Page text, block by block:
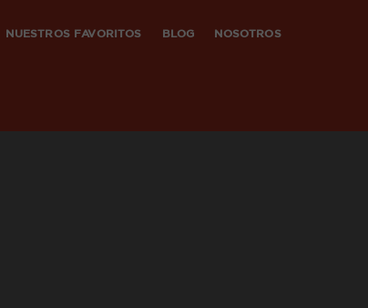
NUESTROS FAVORITOS BLOG NOSOTROS